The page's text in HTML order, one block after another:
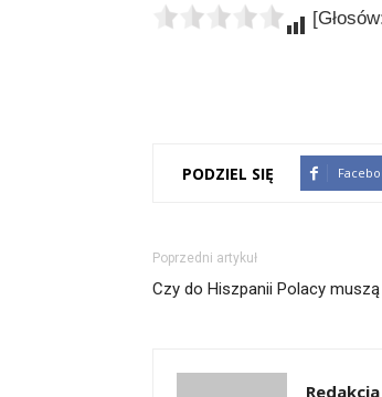
PODZIEL SIĘ
Poprzedni artykuł
Czy do Hiszpanii Polacy
Redakcja